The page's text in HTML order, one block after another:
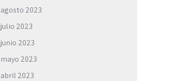
agosto 2023
julio 2023
junio 2023
mayo 2023
abril 2023